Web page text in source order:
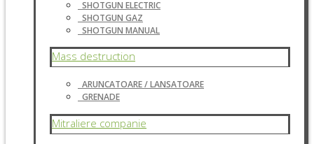
SHOTGUN ELECTRIC
SHOTGUN GAZ
SHOTGUN MANUAL
Mass destruction
ARUNCATOARE / LANSATOARE
GRENADE
Mitraliere companie